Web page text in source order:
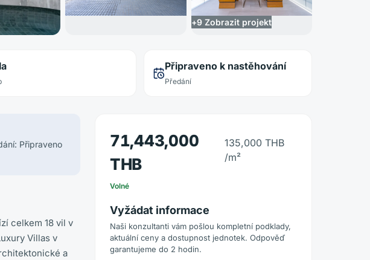
+9 Zobrazit projekt
Připraveno k nastěhování
Předání
Připraveno
celkem 18 vil v
Villas v
a
71,443,000
THB
135,000 THB
/m²
Volné
Vyžádat informace
Naši konzultanti vám pošlou kompletní podklady,
aktuální ceny a dostupnost jednotek. Odpověď
garantujeme do 2 hodin.